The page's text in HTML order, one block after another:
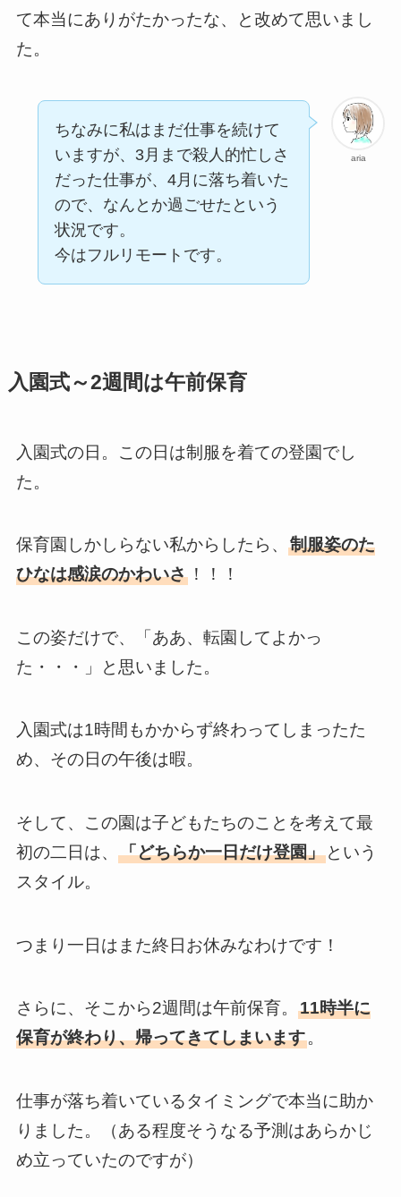
て本当にありがたかったな、と改めて思いまし
た。
aria
ちなみに私はまだ仕事を続けて
いますが、3月まで殺人的忙しさ
だった仕事が、4月に落ち着いた
ので、なんとか過ごせたという
状況です。
今はフルリモートです。
入園式～2週間は午前保育
入園式の日。この日は制服を着ての登園でし
た。
保育園しかしらない私からしたら、 制服姿のた
ひなは感涙のかわいさ！！！
この姿だけで、「ああ、転園してよかっ
た・・・」と思いました。
入園式は1時間もかからず終わってしまったた
め、その日の午後は暇。
そして、この園は子どもたちのことを考えて最
初の二日は、 「どちらか一日だけ登園」という
スタイル。
つまり一日はまた終日お休みなわけです！
さらに、そこから2週間は午前保育。 11時半に
保育が終わり、帰ってきてしまいます。
仕事が落ち着いているタイミングで本当に助か
りました。（ある程度そうなる予測はあらかじ
め立っていたのですが）